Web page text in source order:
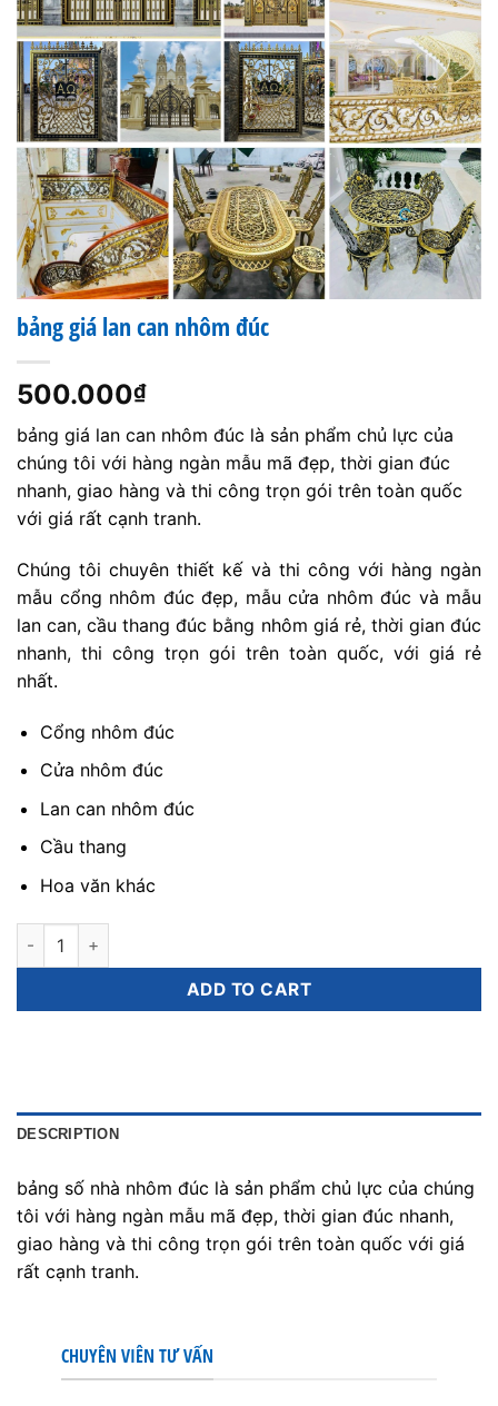
bảng giá lan can nhôm đúc
500.000₫
bảng giá lan can nhôm đúc là sản phẩm chủ lực của
chúng tôi với hàng ngàn mẫu mã đẹp, thời gian đúc
nhanh, giao hàng và thi công trọn gói trên toàn quốc
với giá rất cạnh tranh.
Chúng tôi chuyên thiết kế và thi công với hàng ngàn
mẫu cổng nhôm đúc đẹp, mẫu cửa nhôm đúc và mẫu
lan can, cầu thang đúc bằng nhôm giá rẻ, thời gian đúc
nhanh, thi công trọn gói trên toàn quốc, với giá rẻ
nhất.
Cổng nhôm đúc
Cửa nhôm đúc
Lan can nhôm đúc
Cầu thang
Hoa văn khác
bảng giá lan can nhôm đúc quantity
ADD TO CART
DESCRIPTION
bảng số nhà nhôm đúc là sản phẩm chủ lực của chúng
tôi với hàng ngàn mẫu mã đẹp, thời gian đúc nhanh,
giao hàng và thi công trọn gói trên toàn quốc với giá
rất cạnh tranh.
CHUYÊN VIÊN TƯ VẤN